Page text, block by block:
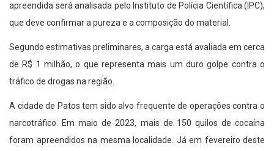
apreendida será analisada pelo Instituto de Polícia Científica (IPC),
que deve confirmar a pureza e a composição do material.
Segundo estimativas preliminares, a carga está avaliada em cerca
de R$ 1 milhão, o que representa mais um duro golpe contra o
tráfico de drogas na região.
A cidade de Patos tem sido alvo frequente de operações contra o
narcotráfico. Em maio de 2023, mais de 150 quilos de cocaína
foram apreendidos na mesma localidade. Já em fevereiro deste